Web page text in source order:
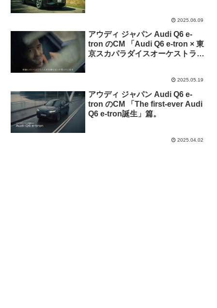
2025.06.09
アウディ ジャパン Audi Q6 e-
tron のCM 「Audi Q6 e-tron × 東
京スカパラダイスオーケストラ
2025.05.19
アウディ ジャパン Audi Q6 e-
tron のCM 「The first-ever Audi
Q6 e-tron誕生」篇。
2025.04.02